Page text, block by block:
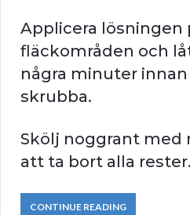
Applicera lösningen
fläckområden och
några minuter
skrubba.
Skölj noggrant med
att ta bort alla rester.
CONTINUE READING